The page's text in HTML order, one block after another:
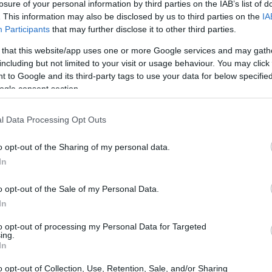
of your personal information by third parties on the IAB’s list of
This information may also be disclosed by us to third parties on the
Participants that may further disclose it to other third parties.
that this website/app uses one or more Google services and may
but not limited to your visit or usage behaviour. You may
to Google and its third-party tags to use your data for below
consent section.
Data Processing Opt Outs
opt-out of the Sharing of my personal data.
opt-out of the Sale of my Personal Data.
opt-out of processing my Personal Data for Targeted
opt-out of Collection, Use, Retention, Sale, and/or Sharing
στην Ελλάδα, σύμφωνα με τις
σε 68.000, ενώ οι θάνατοι στους 33.000.
οι ασθενείς που επιζούν μετά την
πάρα πολλά, χρόνια.
πιο αποτελεσματικές μέθοδοι για τη
που προκαλεί ο καρκίνος
η αποφυγή των καρκινογόνων
η πρόωρη (έγκαιρη) διάγνωση
να μειωθούν κατά περίπου
σημαντικά η θνησιμότητα.
21:11
21:01